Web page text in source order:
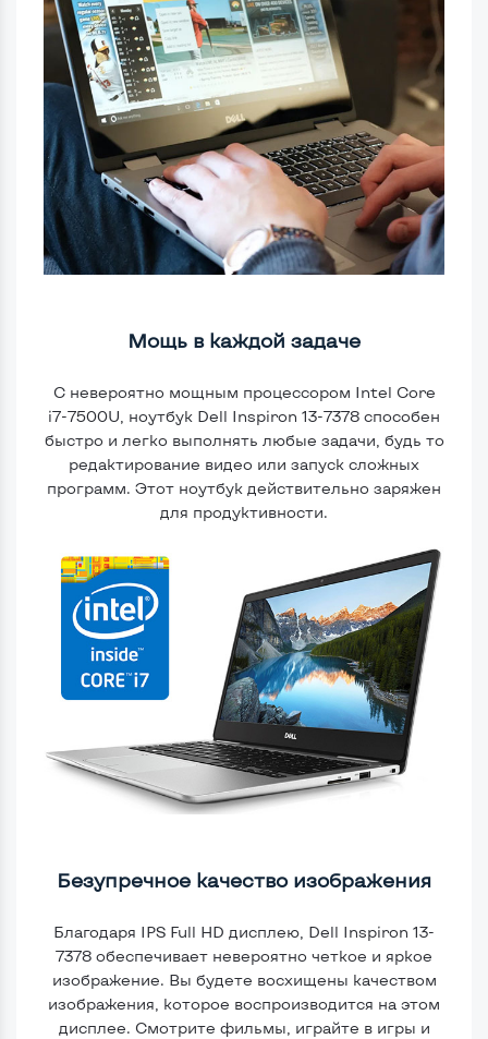
Мощь в каждой задаче
С невероятно мощным процессором Intel Core
i7-7500U, ноутбук Dell Inspiron 13-7378 способен
быстро и легко выполнять любые задачи, будь то
редактирование видео или запуск сложных
программ. Этот ноутбук действительно заряжен
для продуктивности.
Безупречное качество изображения
Благодаря IPS Full HD дисплею, Dell Inspiron 13-
7378 обеспечивает невероятно четкое и яркое
изображение. Вы будете восхищены качеством
изображения, которое воспроизводится на этом
дисплее. Смотрите фильмы, играйте в игры и